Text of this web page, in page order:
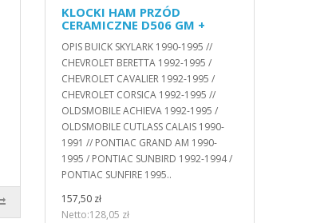
KLOCKI HAM PRZÓD
CERAMICZNE D506 GM +
OPIS BUICK SKYLARK 1990-1995 //
CHEVROLET BERETTA 1992-1995 /
CHEVROLET CAVALIER 1992-1995 /
CHEVROLET CORSICA 1992-1995 //
OLDSMOBILE ACHIEVA 1992-1995 /
OLDSMOBILE CUTLASS CALAIS 1990-
1991 // PONTIAC GRAND AM 1990-
1995 / PONTIAC SUNBIRD 1992-1994 /
PONTIAC SUNFIRE 1995..
157,50 zł
Netto:128,05 zł